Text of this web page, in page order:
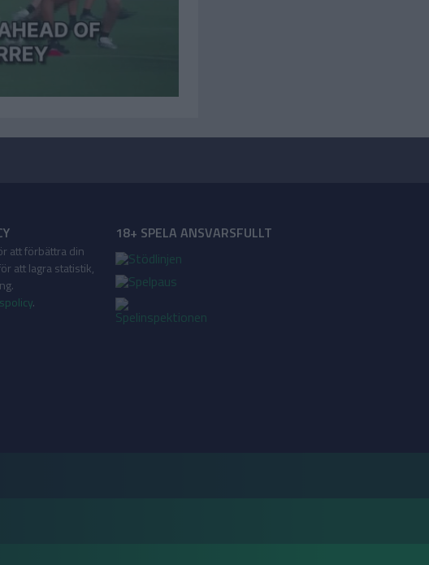
att förbättra din
att lagra statistik,
.
18+ SPELA ANSVARSFULLT